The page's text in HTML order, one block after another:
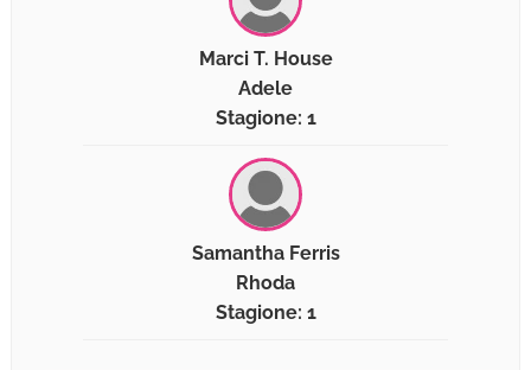
Marci T. House
Adele
Stagione: 1
Samantha Ferris
Rhoda
Stagione: 1